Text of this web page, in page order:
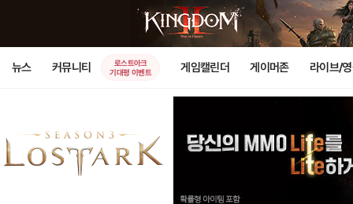
뉴스 커뮤니티
로스트아크
기대평 이벤트
게임캘린더 게이머존 라이브/